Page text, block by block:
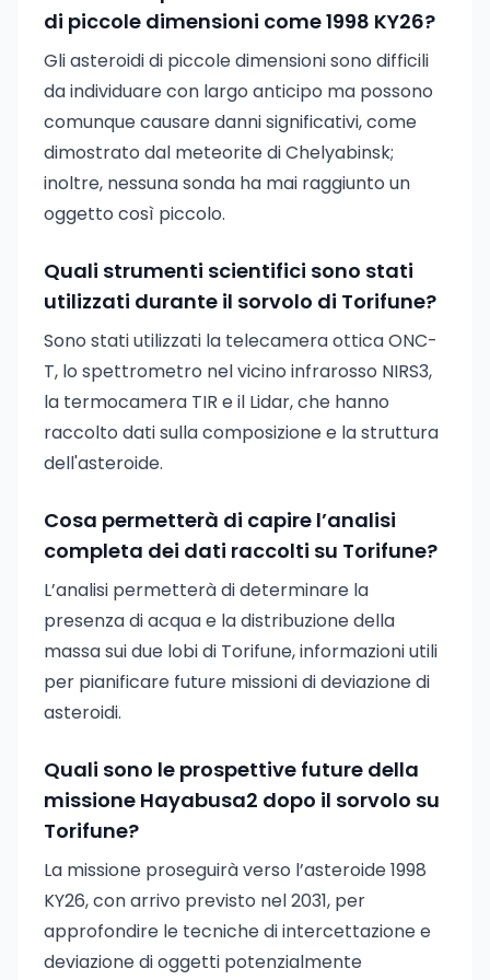
di piccole dimensioni come 1998 KY26?
Gli asteroidi di piccole dimensioni sono difficili
da individuare con largo anticipo ma possono
comunque causare danni significativi, come
dimostrato dal meteorite di Chelyabinsk;
inoltre, nessuna sonda ha mai raggiunto un
oggetto così piccolo.
Quali strumenti scientifici sono stati
utilizzati durante il sorvolo di Torifune?
Sono stati utilizzati la telecamera ottica ONC-
T, lo spettrometro nel vicino infrarosso NIRS3,
la termocamera TIR e il Lidar, che hanno
raccolto dati sulla composizione e la struttura
dell'asteroide.
Cosa permetterà di capire l’analisi
completa dei dati raccolti su Torifune?
L’analisi permetterà di determinare la
presenza di acqua e la distribuzione della
massa sui due lobi di Torifune, informazioni utili
per pianificare future missioni di deviazione di
asteroidi.
Quali sono le prospettive future della
missione Hayabusa2 dopo il sorvolo su
Torifune?
La missione proseguirà verso l’asteroide 1998
KY26, con arrivo previsto nel 2031, per
approfondire le tecniche di intercettazione e
deviazione di oggetti potenzialmente